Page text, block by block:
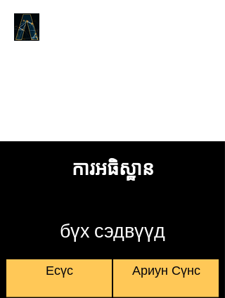
ការអធិស្ឋាន
бүх сэдвүүд
Есүс Ариун Сүнс